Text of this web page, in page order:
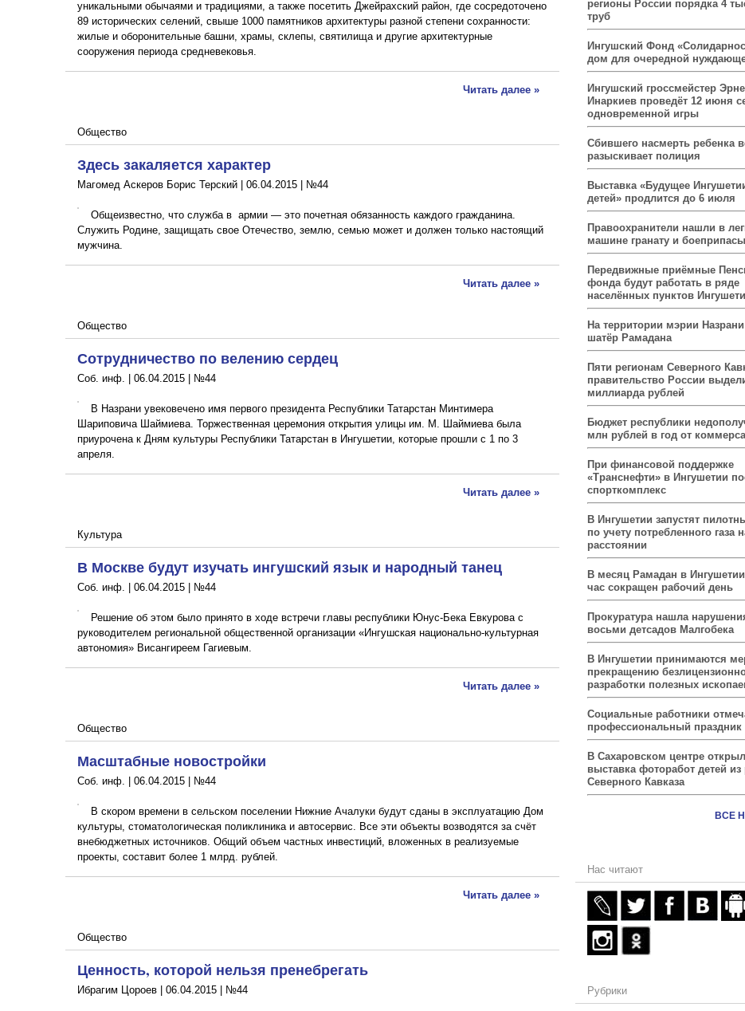
уникальными обычаями и традициями, а также посетить Джейрахский район, где сосредоточено
89 исторических селений, свыше 1000 памятников архитектуры разной степени сохранности:
жилые и оборонительные башни, храмы, склепы, святилища и другие архитектурные
сооружения периода средневековья.
Читать далее »
Общество
Здесь закаляется характер
Магомед Аскеров Борис Терский | 06.04.2015 №44
Общеизвестно, что служба в армии — это почетная обязанность каждого гражданина.
Служить Родине, защищать свое Отечество, землю, семью может и должен только настоящий
мужчина.
Читать далее »
Общество
Сотрудничество по велению сердец
Соб. инф. | 06.04.2015 №44
В Назрани увековечено имя первого президента Республики Татарстан Минтимера
Шариповича Шаймиева. Торжественная церемония открытия улицы им. М. Шаймиева была
приурочена к Дням культуры Республики Татарстан в Ингушетии, которые прошли с 1 по 3
апреля.
Читать далее »
Культура
В Москве будут изучать ингушский язык и народный танец
Соб. инф. | 06.04.2015 №44
Решение об этом было принято в ходе встречи главы республики Юнус-Бека Евкурова с
руководителем региональной общественной организации «Ингушская национально-культурная
автономия» Висангиреем Гагиевым.
Читать далее »
Общество
Масштабные новостройки
Соб. инф. | 06.04.2015 №44
В скором времени в сельском поселении Нижние Ачалуки будут сданы в эксплуатацию Дом
культуры, стоматологическая поликлиника и автосервис. Все эти объекты возводятся за счёт
внебюджетных источников. Общий объем частных инвестиций, вложенных в реализуемые
проекты, составит более 1 млрд. рублей.
Читать далее »
Общество
Ценность, которой нельзя пренебрегать
Ибрагим Цороев | 06.04.2015 №44
регионы России порядка 4
труб
Ингушский Фонд
дом для очередной
Ингушский гроссмейстер
Инаркиев проведёт 12 июня
одновременной игры
Сбившего насмерть ребенка
разыскивает полиция
Выставка «Будущее
детей» продлится до 6 июля
Правоохранители нашли в
машине гранату и боеприпасы
Передвижные приёмные
фонда будут работать в ряде
населённых пунктов
На территории мэрии
шатёр Рамадана
Пяти регионам Северного
правительство России
миллиарда рублей
Бюджет республики
млн рублей в год от
При финансовой поддержке
«Транснефти» в Ингушетии
спорткомплекс
В Ингушетии запустят
по учету потребленного газа
расстоянии
В месяц Рамадан в
час сокращен рабочий день
Прокуратура нашла
восьми детсадов Малгобека
В Ингушетии принимаются
прекращению
разработки полезных
Социальные работники
профессиональный праздник
В Сахаровском центре
выставка фоторабот детей из
Северного Кавказа
ВСЕ
Нас читают
Рубрики